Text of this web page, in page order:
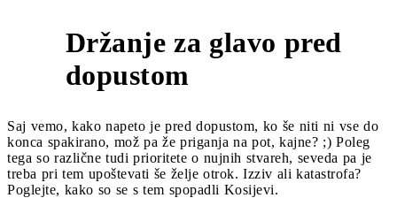
Držanje za glavo pred
dopustom
Saj vemo, kako napeto je pred dopustom, ko še niti ni vse do
konca spakirano, mož pa že priganja na pot, kajne? ;) Poleg
tega so različne tudi prioritete o nujnih stvareh, seveda pa je
treba pri tem upoštevati še želje otrok. Izziv ali katastrofa?
Poglejte, kako so se s tem spopadli Kosijevi.